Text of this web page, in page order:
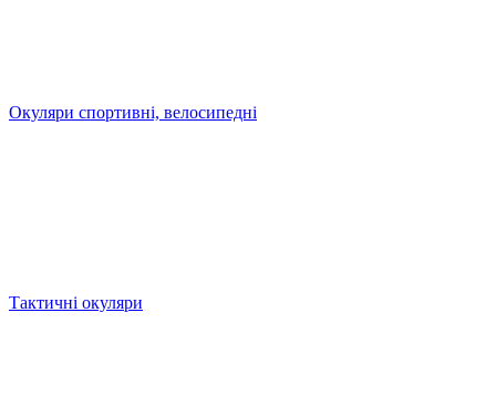
Окуляри спортивні, велосипедні
Тактичні окуляри